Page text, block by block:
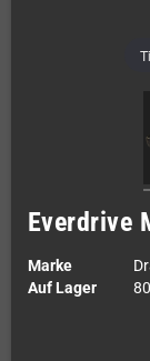
Everdrive
Marke
Auf Lager